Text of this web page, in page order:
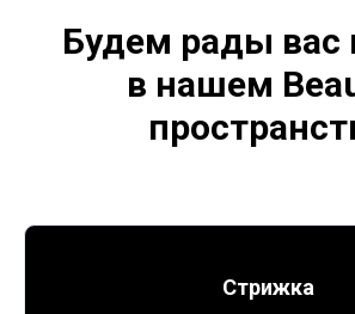
Будем рады вас
в нашем
Стрижка